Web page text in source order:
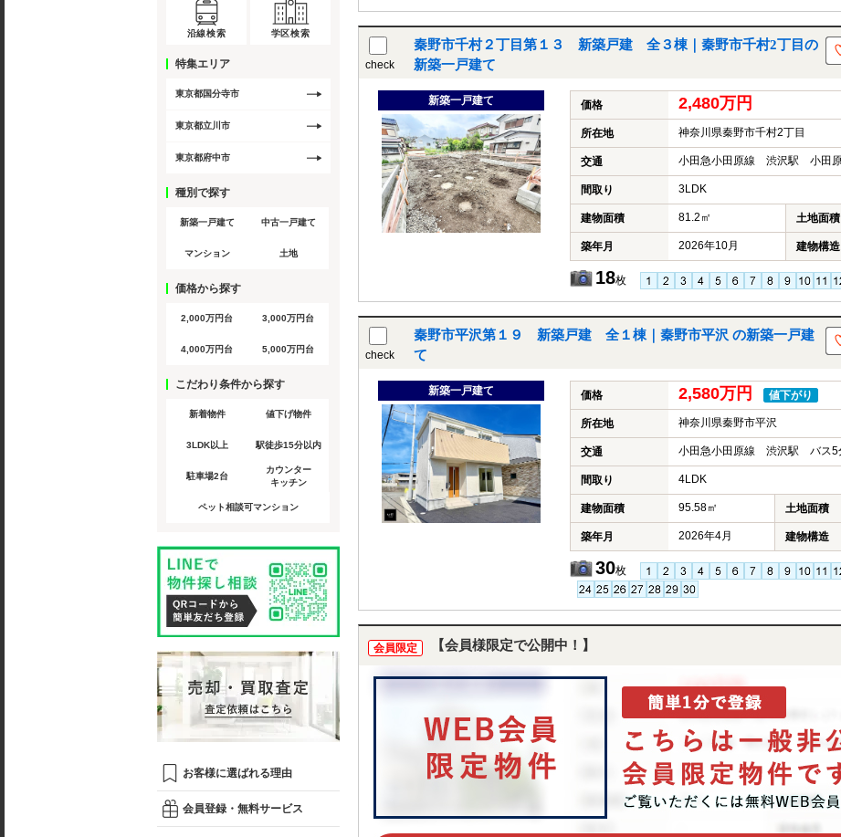
check
秦野市千村２丁目第１３ 新築戸建 全３棟｜秦野市千村2丁目の
新築一戸建て
新築一戸建て 価格 2,480万円
所在地 神奈川県秦野市千村2丁目
交通 小田急小田原線 渋沢駅 小田
間取り 3LDK
建物面積 81.2㎡ 土地面積
築年月 2026年10月 建物構造
18枚
check
秦野市平沢第１９ 新築戸建 全１棟｜秦野市平沢 の新築一戸建
て
新築一戸建て 価格 2,580万円 値下がり
所在地 神奈川県秦野市平沢
交通 小田急小田原線 渋沢駅 バス5
間取り 4LDK
建物面積 95.58㎡ 土地面積
築年月 2026年4月 建物構造
30枚
会員限定 【会員様限定で公開中！】
沿線検索 学区検索
特集エリア
東京都国分寺市
東京都立川市
東京都府中市
種別で探す
新築一戸建て 中古一戸建て
マンション 土地
価格から探す
2,000万円台 3,000万円台
4,000万円台 5,000万円台
こだわり条件から探す
新着物件 値下げ物件
3LDK以上 駅徒歩15分以内
駐車場2台
カウンター
キッチン
ペット相談可マンション
お客様に選ばれる理由
会員登録・無料サービス